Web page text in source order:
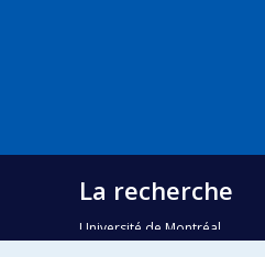
La recherche
Université de Montréal